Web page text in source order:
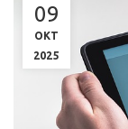
09
ΟΚΤ
2025